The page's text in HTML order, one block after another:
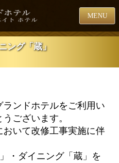
MENU
ング「蔵」
ンドホテルをご利用い
ございます。
おいて改修工事実施に伴
・ダイニング「蔵」を